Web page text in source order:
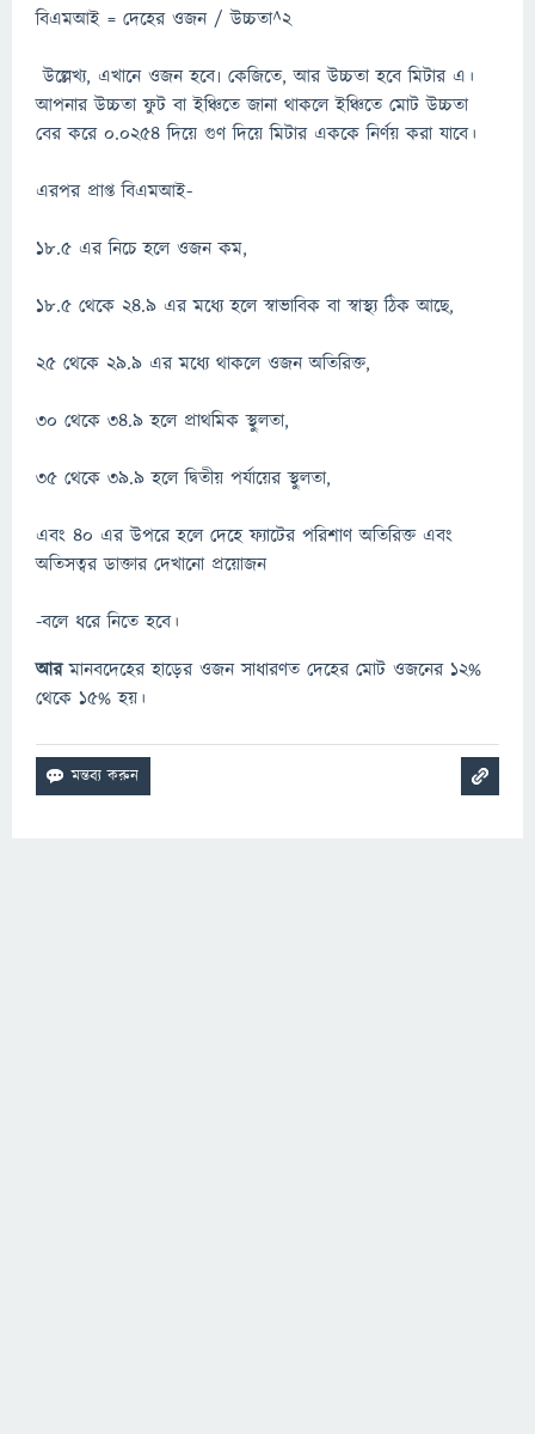
বিএমআই = দেহের ওজন / উচ্চতা^২
উল্লেখ্য, এখানে ওজন হবে৷ কেজিতে, আর উচ্চতা হবে মিটার এ।
আপনার উচ্চতা ফুট বা ইঞ্চিতে জানা থাকলে ইঞ্চিতে মোট উচ্চতা
বের করে ০.০২৫৪ দিয়ে গুণ দিয়ে মিটার এককে নির্ণয় করা যাবে।
এরপর প্রাপ্ত বিএমআই-
১৮.৫ এর নিচে হলে ওজন কম,
১৮.৫ থেকে ২৪.৯ এর মধ্যে হলে স্বাভাবিক বা স্বাস্থ্য ঠিক আছে,
২৫ থেকে ২৯.৯ এর মধ্যে থাকলে ওজন অতিরিক্ত,
৩০ থেকে ৩৪.৯ হলে প্রাথমিক স্থুলতা,
৩৫ থেকে ৩৯.৯ হলে দ্বিতীয় পর্যায়ের স্থুলতা,
এবং ৪০ এর উপরে হলে দেহে ফ্যাটের পরিশাণ অতিরিক্ত এবং
অতিসত্বর ডাক্তার দেখানো প্রয়োজন
-বলে ধরে নিতে হবে।
আরমানবদেহের হাড়ের ওজন সাধারণত দেহের মোট ওজনের ১২%
থেকে ১৫% হয়।